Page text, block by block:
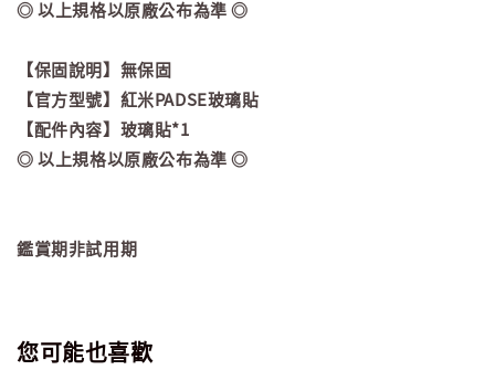
◎ 以上規格以原廠公布為準 ◎
【保固說明】無保固
【官方型號】紅米PADSE玻璃貼
【配件內容】玻璃貼*1
◎ 以上規格以原廠公布為準 ◎
鑑賞期非試用期
您可能也喜歡